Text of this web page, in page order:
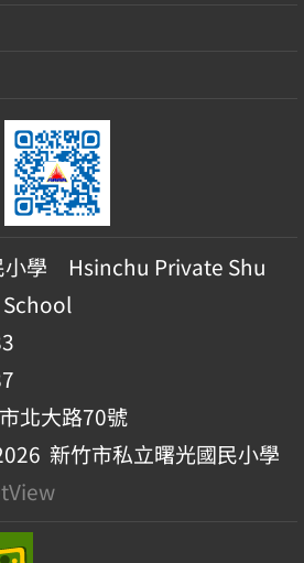
小學 Hsinchu Private Shu
北大路70號
新竹市私立曙光國民小學